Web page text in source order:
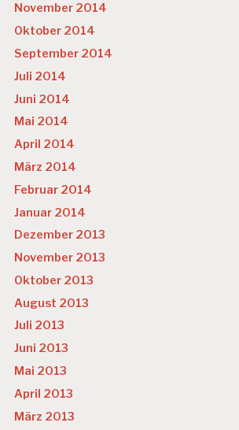
November 2014
Oktober 2014
September 2014
Juli 2014
Juni 2014
Mai 2014
April 2014
März 2014
Februar 2014
Januar 2014
Dezember 2013
November 2013
Oktober 2013
August 2013
Juli 2013
Juni 2013
Mai 2013
April 2013
März 2013